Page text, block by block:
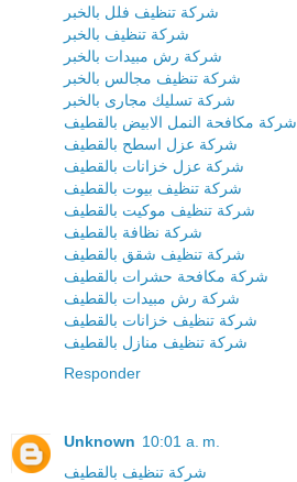
شركة تنظيف فلل بالخبر
شركة تنظيف بالخبر
شركة رش مبيدات بالخبر
شركة تنظيف مجالس بالخبر
شركة تسليك مجارى بالخبر
شركة مكافحة النمل الابيض بالقطيف
شركة عزل اسطح بالقطيف
شركة عزل خزانات بالقطيف
شركة تنظيف بيوت بالقطيف
شركة تنظيف موكيت بالقطيف
شركة نظافة بالقطيف
شركة تنظيف شقق بالقطيف
شركة مكافحة حشرات بالقطيف
شركة رش مبيدات بالقطيف
شركة تنظيف خزانات بالقطيف
شركة تنظيف منازل بالقطيف
Responder
Unknown 10:01 a. m.
شركة تنظيف بالقطيف